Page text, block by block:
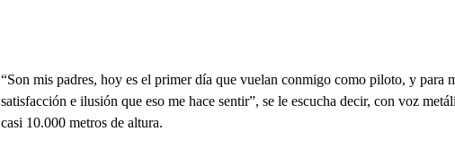
“Son mis padres, hoy es el primer día que vuelan conmigo como piloto, y para
satisfacción e ilusión que eso me hace sentir”, se le escucha decir, con voz
casi 10.000 metros de altura.